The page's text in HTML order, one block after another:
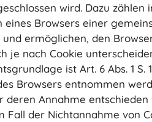
wird. Dazu zählen
Browsers einer
ermöglichen, den
je nach Cookie
ist Art. 6 Abs. 1 S.
Browsers entnommen
Annahme
Fall der Nichtannahme von